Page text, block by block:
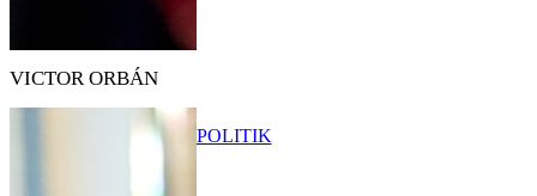
VICTOR ORBÁN
POLITIK